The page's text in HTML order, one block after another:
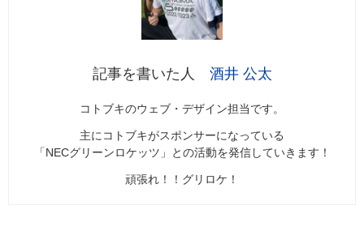
酒井 公太
コトブキのウェブ・デザイン担当です。
主にコトブキがスポンサーになっている
「NECグリーンロケッツ」との活動を発信していきます！
頑張れ！！グリロケ！